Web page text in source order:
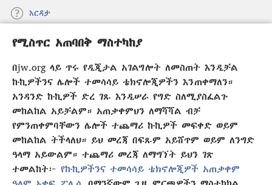
የሚስጥር አጠባበቅ ማስተካከያ
በjw.org ላይ ጥሩ የዲጂታል አገልግሎት ለመስጠት እንዲቻል
ኩኪዎችንና ሌሎች ተመሳሳይ ቴክኖሎጂዎችን እንጠቀማለን።
አንዳንድ ኩኪዎች ድረ ገጹ እንዲሠራ የግድ ስለሚያስፈልጉ
መከልከል አይቻልም። አጠቃቀምህን ለማሻሻል ብቻ
የምንጠቀምባቸውን ሌሎች ተጨማሪ ኩኪዎች መፍቀድ ወይም
መከልከል ትችላለህ። ይህ መረጃ በፍጹም አይሸጥም ወይም ለንግድ
ዓላማ አይውልም። ተጨማሪ መረጃ ለማግኘት ይህን ገጽ
ተመልከት፦ የኩኪዎችንና ተመሳሳይ ቴክኖሎጂዎች አጠቃቀም
እርዳታ
መዋጮዎች
(አዲስ
ክፈት)
የመጠበቂያ ግንብ የኢንተርኔት ቤተ መጻሕፍት
(አዲስ
ዊንዶው
®
(አዲስ
ዊንዶው
®